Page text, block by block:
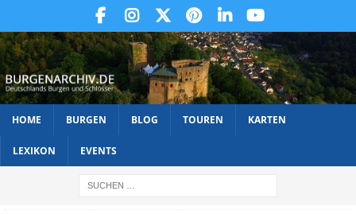
HOME BURGEN BLOG TOUREN KARTEN
LEXIKON EVENTS